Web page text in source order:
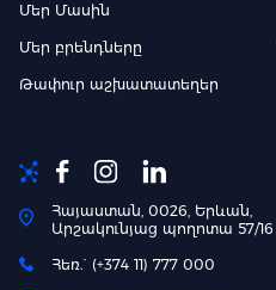
Մեր Մասին
Մեր բրենդները
Թափուր աշխատատեղեր
Հայաստան, 0026, Երևան,
Արշակունյաց պողոտա 57/16
Հեռ.` (+374 11) 777 000